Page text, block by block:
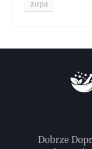
zupa
Dobrze